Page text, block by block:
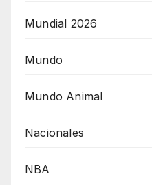
Mundial 2026
Mundo
Mundo Animal
Nacionales
NBA